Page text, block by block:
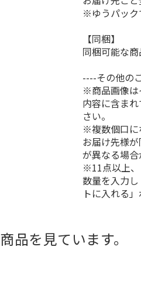
※ゆうパック
【同梱】
同梱可能な
----その他の
※商品画像は
内容に含ま
さい。
※複数個口に
お届け先様
が異なる場
※11点以上、
数量を入力
トに入れる
品を見ています。